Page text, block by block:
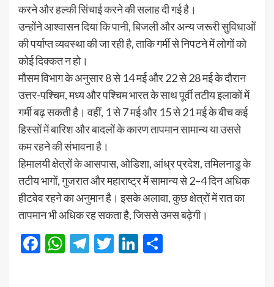
करने और हल्की सिंचाई करने की सलाह दी गई है।
उन्होंने आश्वासन दिया कि पानी, बिजली और अन्य जरूरी सुविधाओं
की पर्याप्त व्यवस्था की जा रही है, ताकि गर्मी से निपटने में लोगों को
कोई दिक्कत न हो।
मौसम विभाग के अनुसार 8 से 14 मई और 22 से 28 मई के दौरान
उत्तर-पश्चिम, मध्य और पश्चिम भारत के साथ पूर्वी तटीय इलाकों में
गर्मी बढ़ सकती है। वहीं, 1 से 7 मई और 15 से 21 मई के बीच कई
हिस्सों में बारिश और बादलों के कारण तापमान सामान्य या उससे
कम रहने की संभावना है।
हिमालयी क्षेत्रों के आसपास, ओडिशा, आंध्र प्रदेश, तमिलनाडु के
तटीय भागों, गुजरात और महाराष्ट्र में सामान्य से 2–4 दिन अधिक
हीटवेव रहने का अनुमान है। इसके अलावा, कुछ क्षेत्रों में रात का
तापमान भी अधिक रह सकता है, जिससे उमस बढ़ेगी।
Facebook
WhatsApp
Telegram
TwitterLinkedIn